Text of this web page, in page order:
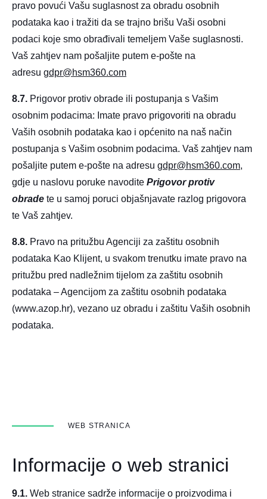
pravo povući Vašu suglasnost za obradu osobnih
podataka kao i tražiti da se trajno brišu Vaši osobni
podaci koje smo obrađivali temeljem Vaše suglasnosti.
Vaš zahtjev nam pošaljite putem e-pošte na
adresu gdpr@hsm360.com
8.7. Prigovor protiv obrade ili postupanja s Vašim
osobnim podacima: Imate pravo prigovoriti na obradu
Vaših osobnih podataka kao i općenito na naš način
postupanja s Vašim osobnim podacima. Vaš zahtjev nam
pošaljite putem e-pošte na adresu gdpr@hsm360.com,
gdje u naslovu poruke navodite Prigovor protiv
obrade te u samoj poruci objašnjavate razlog prigovora
te Vaš zahtjev.
8.8. Pravo na pritužbu Agenciji za zaštitu osobnih
podataka Kao Klijent, u svakom trenutku imate pravo na
pritužbu pred nadležnim tijelom za zaštitu osobnih
podataka – Agencijom za zaštitu osobnih podataka
(www.azop.hr), vezano uz obradu i zaštitu Vaših osobnih
podataka.
WEB STRANICA
Informacije o web stranici
9.1. Web stranice sadrže informacije o proizvodima i